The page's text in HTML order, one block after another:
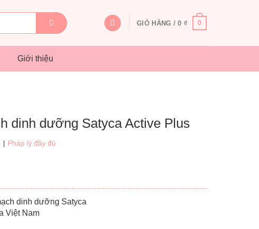
GIỎ HÀNG /0 ₫ 0
Giới thiệu
dinh dưỡng Satyca Active Plus
| Pháp lý đầy đủ
dinh dưỡng Satyca
Việt Nam